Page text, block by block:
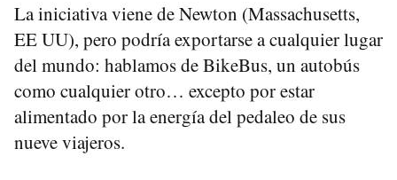
La iniciativa viene de Newton (Massachusetts,
EE UU), pero podría exportarse a cualquier lugar
del mundo: hablamos de BikeBus, un autobús
como cualquier otro… excepto por estar
alimentado por la energía del pedaleo de sus
nueve viajeros.